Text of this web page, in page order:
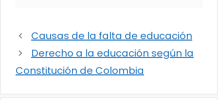
Causas de la falta de educación
Derecho a la educación según la
Constitución de Colombia